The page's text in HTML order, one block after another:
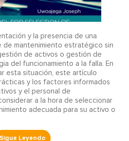
y la presencia de una
mantenimiento estratégico sin
de activos o gestión de
del funcionamiento a la falla. En
esta situación, este artículo
y los factores informados
y el personal de
a la hora de seleccionar
adecuada para su activo o